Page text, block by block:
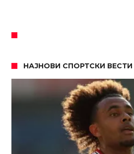
НАЈНОВИ СПОРТСКИ ВЕСТИ